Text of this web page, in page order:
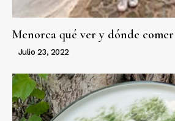
Menorca qué ver y dónde comer
Julio 23, 2022